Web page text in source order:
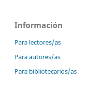
Información
Para lectores/as
Para autores/as
Para bibliotecarios/as